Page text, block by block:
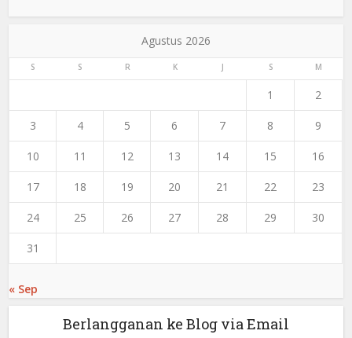
Agustus 2026
S S R K J S M
1 2
3 4 5 6 7 8 9
10 11 12 13 14 15 16
17 18 19 20 21 22 23
24 25 26 27 28 29 30
31
« Sep
Berlangganan ke Blog via Email